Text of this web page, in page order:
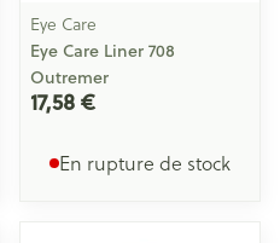
Eye Care
Eye Care Liner 708
Outremer
17,58 €
En rupture de stock